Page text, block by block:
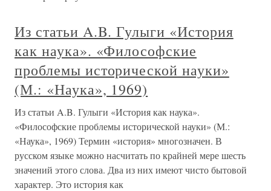
Из статьи A.B. Гулыги «История
как наука». «Философские
проблемы исторической науки»
(М.: «Наука», 1969)
Из статьи A.B. Гулыги «История как наука».
«Философские проблемы исторической науки» (М.:
«Наука», 1969) Термин «история» многозначен. В
русском языке можно насчитать по крайней мере шесть
значений этого слова. Два из них имеют чисто бытовой
характер. Это история как